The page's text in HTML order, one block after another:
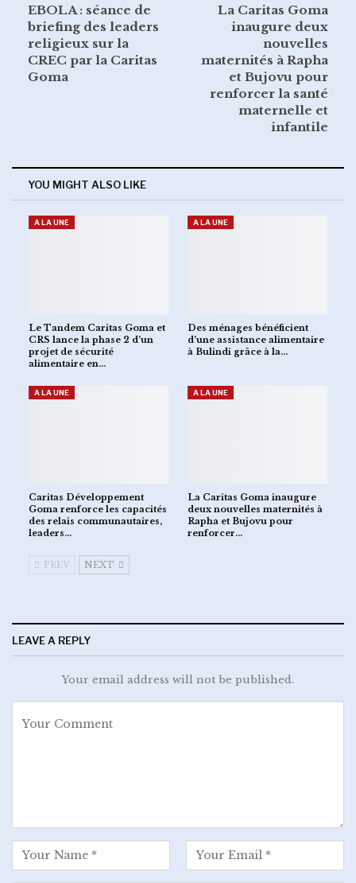
EBOLA : séance de
briefing des leaders
religieux sur la
CREC par la Caritas
Goma
La Caritas Goma
inaugure deux
nouvelles
maternités à Rapha
et Bujovu pour
renforcer la santé
maternelle et
infantile
YOU MIGHT ALSO LIKE
A LA UNE
Le Tandem Caritas Goma et
CRS lance la phase 2 d’un
projet de sécurité
alimentaire en…
A LA UNE
Des ménages bénéficient
d’une assistance alimentaire
à Bulindi grâce à la…
A LA UNE
Caritas Développement
Goma renforce les capacités
des relais communautaires,
leaders…
A LA UNE
La Caritas Goma inaugure
deux nouvelles maternités à
Rapha et Bujovu pour
renforcer…
PREV NEXT
LEAVE A REPLY
Your email address will not be published.